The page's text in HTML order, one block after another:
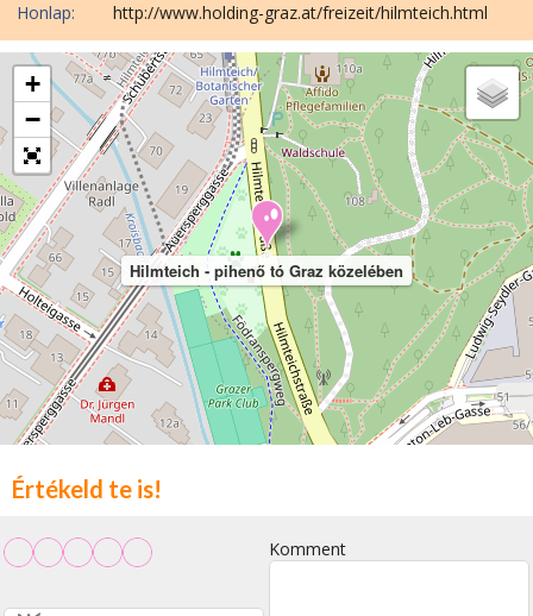
Honlap:
http://www.holding-graz.at/freizeit/hilmteich.html
Hilmteich - pihenő tó Graz közelében
+
−
Értékeld te is!
Komment